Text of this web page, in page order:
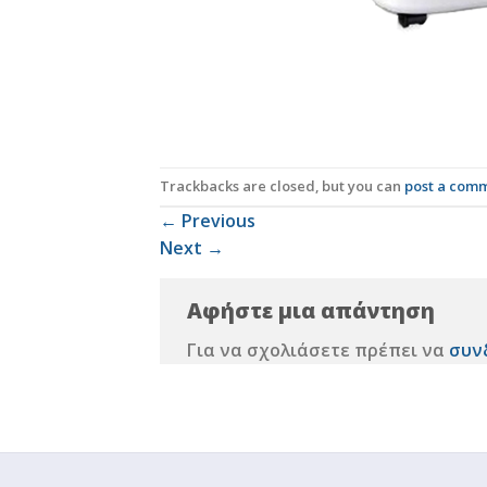
Trackbacks are closed, but you can post a
← Previous
Next →
Αφήστε μια απάντηση
Για να σχολιάσετε πρέπει να